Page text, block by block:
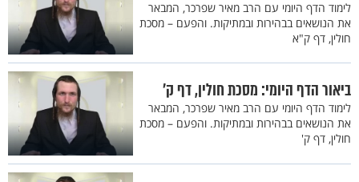
לימוד הדף היומי עם הרב מאיר שפרכר, המבאר
את הנושאים בבהירות ובמתיקות. והפעם – מסכת
חולין, דף ק"א
ביאור הדף היומי: מסכת חולין, דף ק’
לימוד הדף היומי עם הרב מאיר שפרכר, המבאר
את הנושאים בבהירות ובמתיקות. והפעם – מסכת
חולין, דף ק'